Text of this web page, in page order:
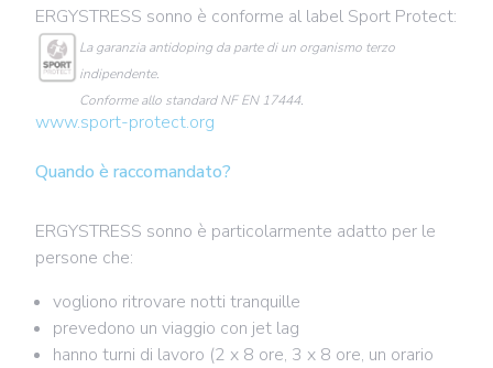
ERGYSTRESS sonno è conforme al label Sport Protect:
La garanzia antidoping da parte di un organismo terzo
indipendente.
Conforme allo standard NF EN 17444.
www.sport-protect.org
Quando è raccomandato?
ERGYSTRESS sonno è particolarmente adatto per le
persone che:
vogliono ritrovare notti tranquille
prevedono un viaggio con jet lag
hanno turni di lavoro (2 x 8 ore, 3 x 8 ore, un orario